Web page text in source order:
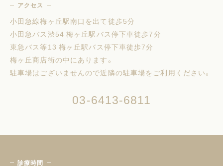
アクセス
小田急線梅ヶ丘駅南口を出て徒歩5分
小田急バス渋54 梅ヶ丘駅バス停下車徒歩7分
東急バス等13 梅ヶ丘駅バス停下車徒歩7分
梅ヶ丘商店街の中にあります。
駐車場はございませんので近隣の駐車場をご利用ください。
03-6413-6811
診療時間